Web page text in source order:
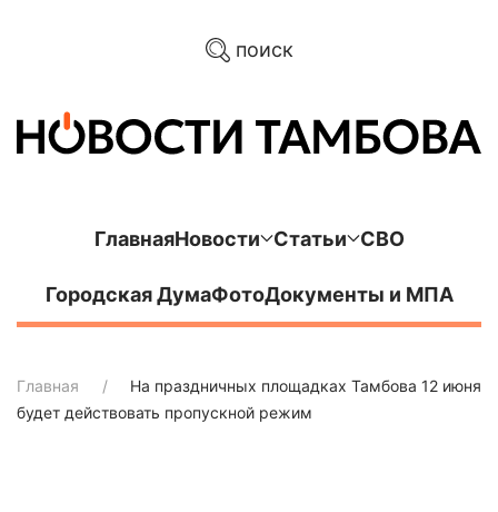
поиск
ГлавнаяНовости Статьи СВО
Городская ДумаФотоДокументы и МПА
Главная
На праздничных площадках Тамбова 12 июня
будет действовать пропускной режим